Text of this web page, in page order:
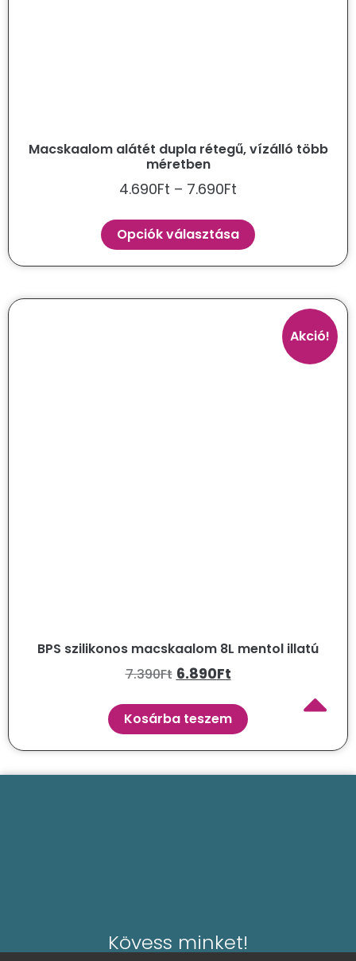
Macskaalom alátét dupla rétegű, vízálló több
méretben
4.690Ft – 7.690Ft
Opciók választása
Akció!
BPS szilikonos macskaalom 8L mentol illatú
7.390Ft 6.890Ft
Kosárba teszem
Kövess minket!